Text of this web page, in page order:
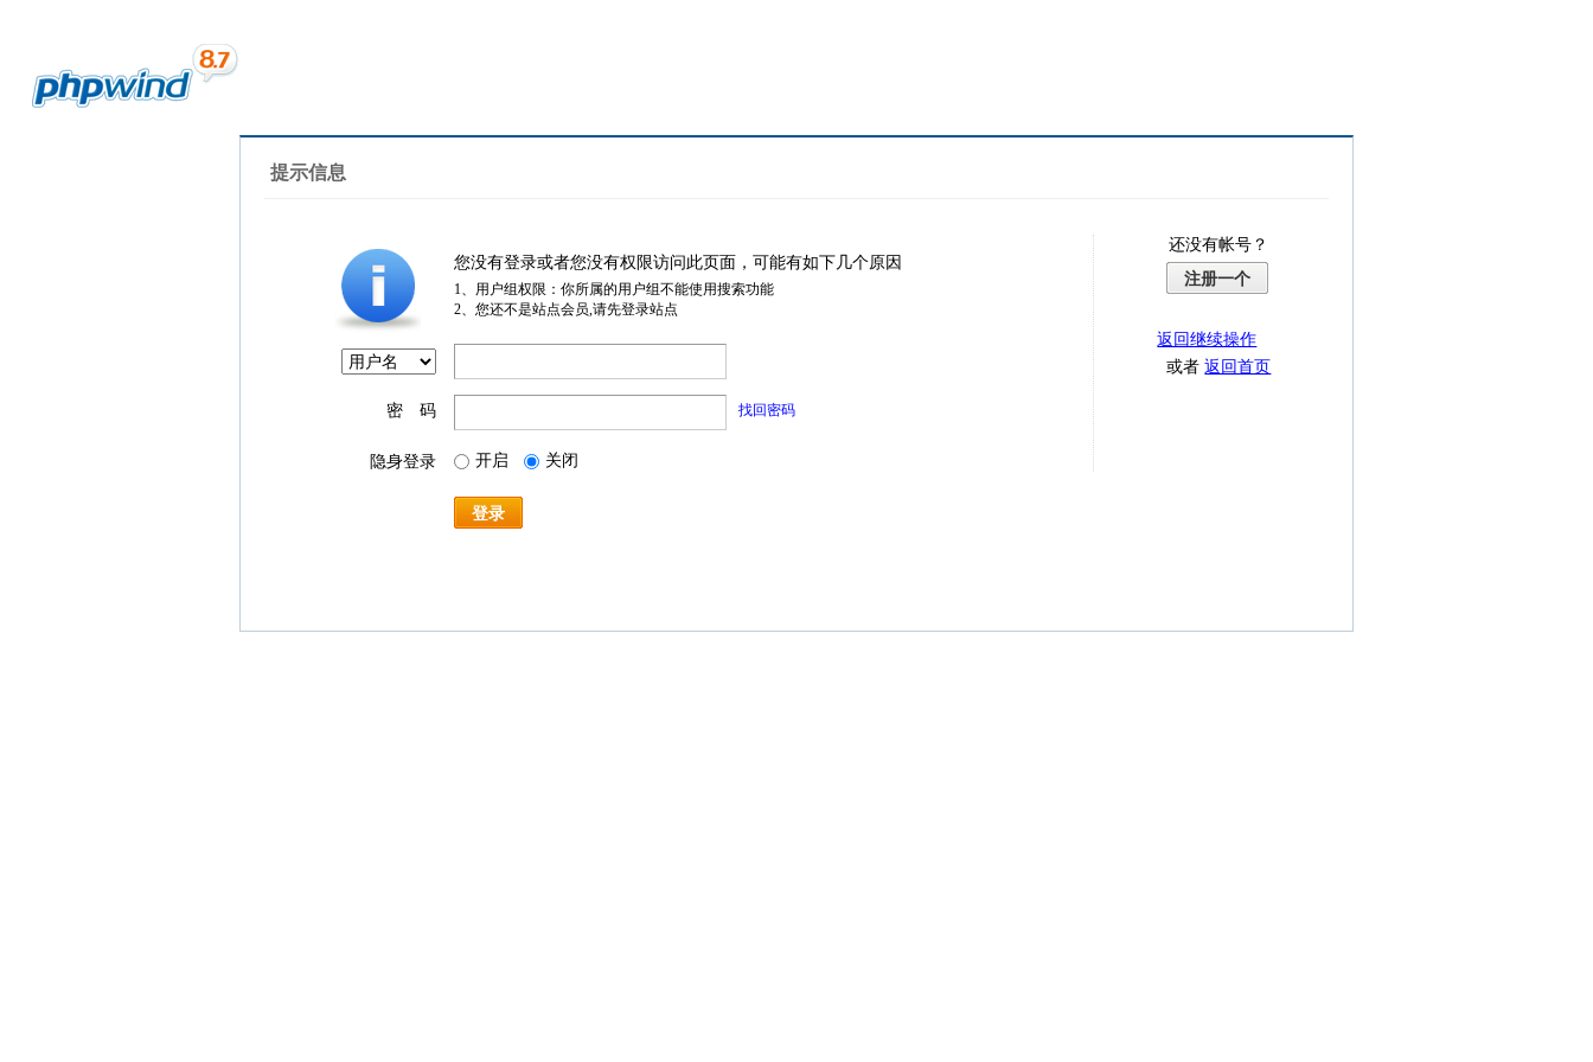
提示信息
您没有登录或者您没有权限访问此页面，可能有如下几个原因
1、用户组权限：你所属的用户组不能使用搜索功能
2、您还不是站点会员,请先登录站点
密 码 找回密码
隐身登录 开启 关闭
登录
还没有帐号？
注册一个
返回继续操作
或者返回首页